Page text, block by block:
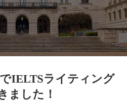
IELTSライティング
ました！